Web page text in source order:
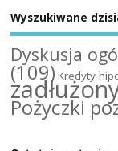
Wyszukiwane
Dyskusja
(109) Kredyty
Pożyczki